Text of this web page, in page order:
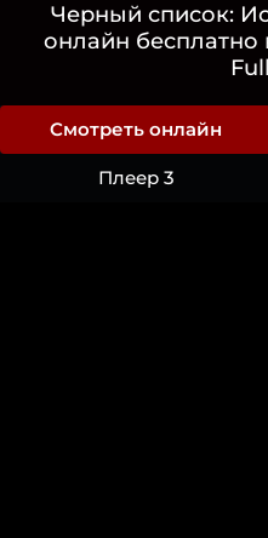
Черный список:
онлайн бесплатно
Смотреть онлайн
Плеер 3